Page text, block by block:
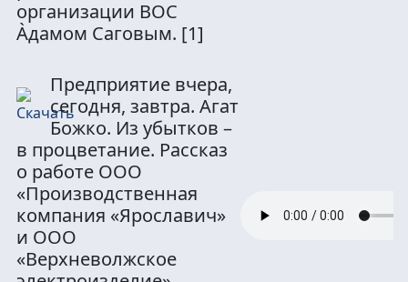
организации ВОС
А̀дамом Саговым. [1]
Предприятие вчера,
сегодня, завтра. Агат
Божко. Из убытков –
в процветание. Рассказ
о работе ООО
«Производственная
компания «Ярославич»
и ООО
«Верхневолжское